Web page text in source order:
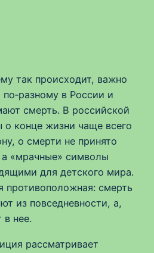
так происходит, важно
в России и
смерть. В российской
о конце жизни чаще всего
о смерти не принято
а «мрачные» символы
для детского мира.
противоположная: смерть
из повседневности, а,
в нее.
рассматривает